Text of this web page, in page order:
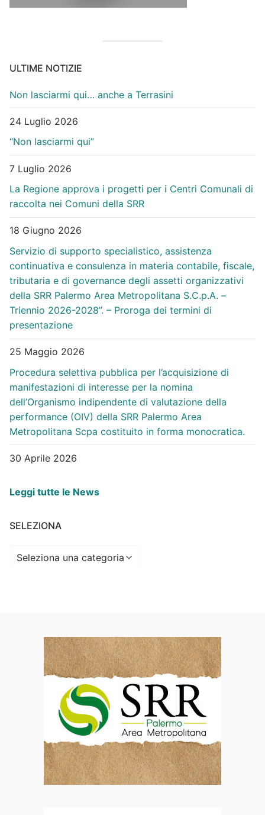
ULTIME NOTIZIE
Non lasciarmi qui… anche a Terrasini
24 Luglio 2026
“Non lasciarmi qui”
7 Luglio 2026
La Regione approva i progetti per i Centri Comunali di
raccolta nei Comuni della SRR
18 Giugno 2026
Servizio di supporto specialistico, assistenza
continuativa e consulenza in materia contabile, fiscale,
tributaria e di governance degli assetti organizzativi
della SRR Palermo Area Metropolitana S.C.p.A. –
Triennio 2026-2028”. – Proroga dei termini di
presentazione
25 Maggio 2026
Procedura selettiva pubblica per l’acquisizione di
manifestazioni di interesse per la nomina
dell’Organismo indipendente di valutazione della
performance (OIV) della SRR Palermo Area
Metropolitana Scpa costituito in forma monocratica.
30 Aprile 2026
Leggi tutte le News
SELEZIONA
Seleziona